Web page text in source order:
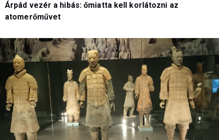
Árpád vezér a hibás: őmiatta kell korlátozni az
atomerőművet